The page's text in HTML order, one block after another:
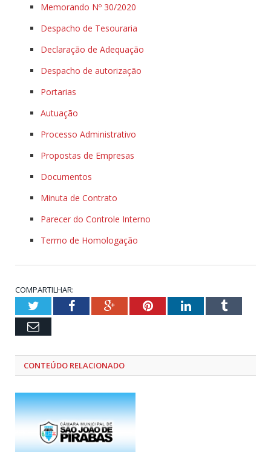
Memorando Nº 30/2020
Despacho de Tesouraria
Declaração de Adequação
Despacho de autorização
Portarias
Autuação
Processo Administrativo
Propostas de Empresas
Documentos
Minuta de Contrato
Parecer do Controle Interno
Termo de Homologação
COMPARTILHAR:
TwitterFacebookGoogle+PinterestLinkedInTumblr
Email
CONTEÚDO RELACIONADO